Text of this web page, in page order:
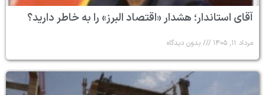
آقای استاندار؛ هشدار «اقتصاد البرز» را به خاطر دارید؟
مرداد ۱۱, ۱۴۰۵ بدون دیدگاه